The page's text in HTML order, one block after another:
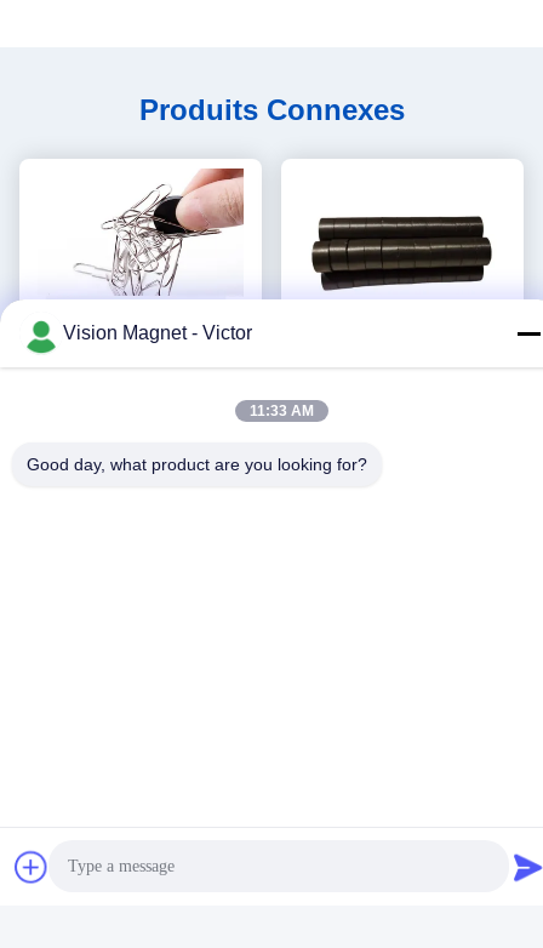
Produits Connexes
circulaires pour des projets
commande des aimants
Vision Magnet - Victor
11:33 AM
Good day, what product are you looking for?